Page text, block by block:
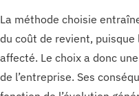
La méthode choisie
du coût de revient,
affecté. Le choix a donc
de l’entreprise. Ses